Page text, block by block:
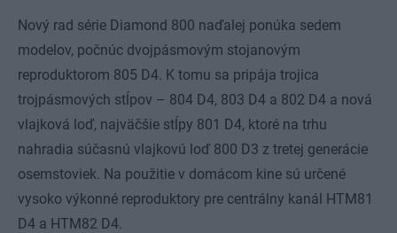
Nový rad série Diamond 800 naďalej ponúka sedem
modelov, počnúc dvojpásmovým stojanovým
reproduktorom 805 D4. K tomu sa pripája trojica
trojpásmových stĺpov – 804 D4, 803 D4 a 802 D4 a nová
vlajková loď, najväčšie stĺpy 801 D4, ktoré na trhu
nahradia súčasnú vlajkovú loď 800 D3 z tretej generácie
osemstoviek. Na použitie v domácom kine sú určené
vysoko výkonné reproduktory pre centrálny kanál HTM81
D4 a HTM82 D4.